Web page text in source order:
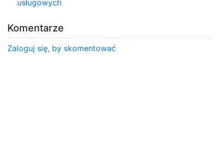
usługowych
Komentarze
Zaloguj się, by skomentować